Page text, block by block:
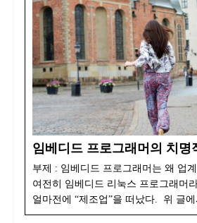
임베디드 프로그래머의 치명
부제 : 임베디드 프로그래머는 왜 업
여전히 임베디드 리눅스 프로그래머
얼마전에 “제조업”을 떠났다. 위 글에